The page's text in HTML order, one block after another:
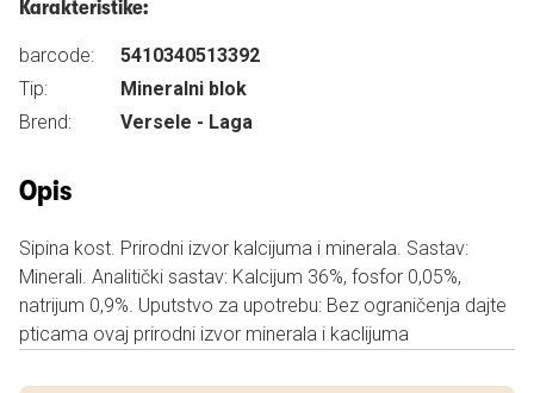
Karakteristike:
barcode:
5410340513392
Tip:
Mineralni blok
Brend:
Versele - Laga
Opis
Sipina kost. Prirodni izvor kalcijuma i minerala. Sastav:
Minerali. Analitički sastav: Kalcijum 36%, fosfor 0,05%,
natrijum 0,9%. Uputstvo za upotrebu: Bez ograničenja dajte
pticama ovaj prirodni izvor minerala i kaclijuma